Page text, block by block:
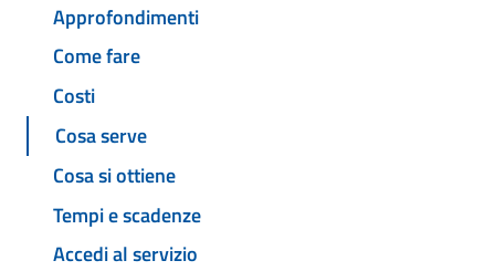
Approfondimenti
Come fare
Costi
Cosa serve
Cosa si ottiene
Tempi e scadenze
Accedi al servizio